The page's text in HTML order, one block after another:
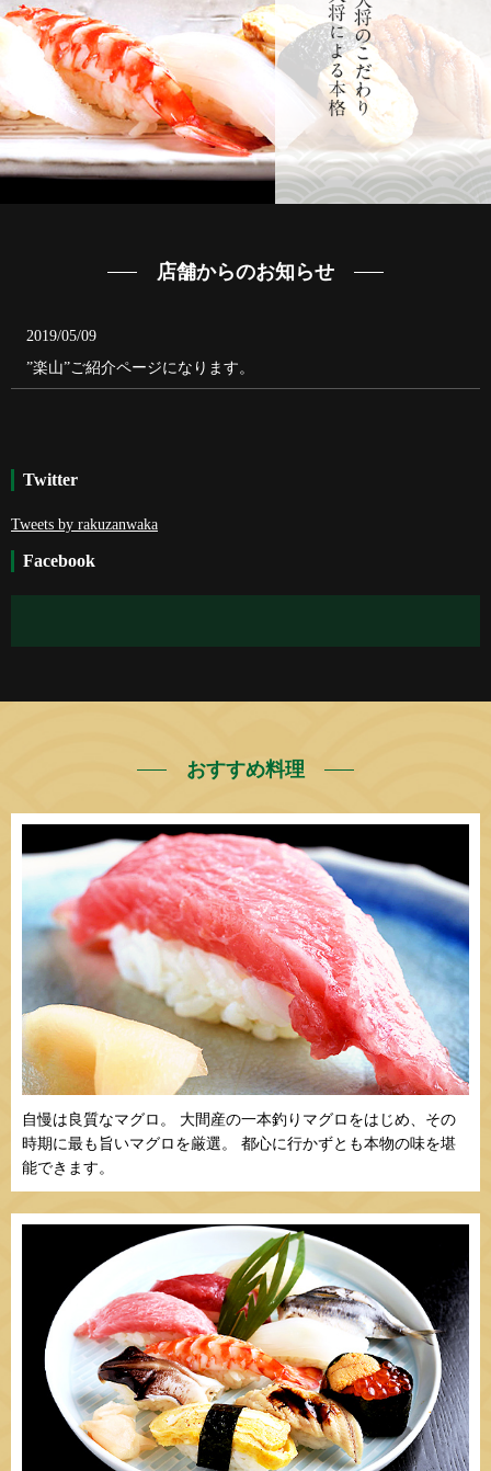
店舗からのお知らせ
2019/05/09
”楽山”ご紹介ページになります。
Twitter
Tweets by rakuzanwaka
Facebook
おすすめ料理
自慢は良質なマグロ。 大間産の一本釣りマグロをはじめ、その
時期に最も旨いマグロを厳選。 都心に行かずとも本物の味を堪
能できます。